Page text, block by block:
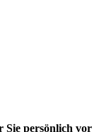
Sie persönlich vor